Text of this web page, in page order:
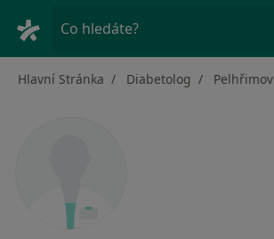
Co hledáte?
Hlavní Stránka Diabetolog Pelhřimov